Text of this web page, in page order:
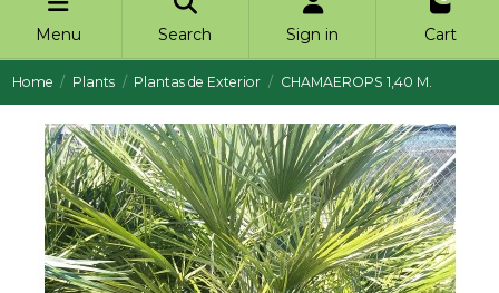
Menu Search Sign in Cart
Home Plants Plantas de Exterior CHAMAEROPS 1,40 M.